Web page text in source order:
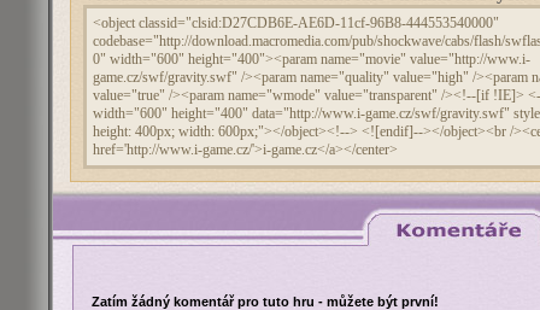
Zatím žádný komentář pro tuto hru - můžete být první!